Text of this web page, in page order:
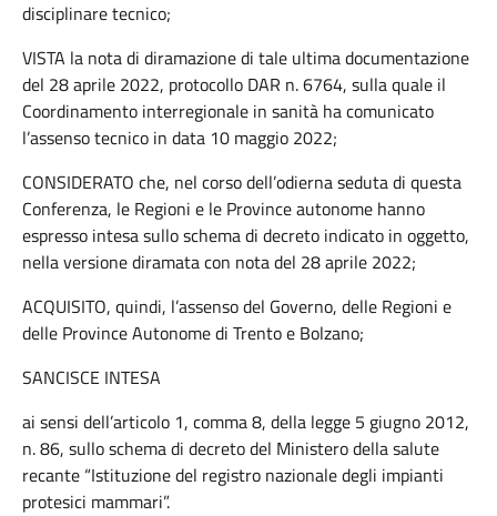
disciplinare tecnico;
VISTA la nota di diramazione di tale ultima documentazione
del 28 aprile 2022, protocollo DAR n. 6764, sulla quale il
Coordinamento interregionale in sanità ha comunicato
l’assenso tecnico in data 10 maggio 2022;
CONSIDERATO che, nel corso dell’odierna seduta di questa
Conferenza, le Regioni e le Province autonome hanno
espresso intesa sullo schema di decreto indicato in oggetto,
nella versione diramata con nota del 28 aprile 2022;
ACQUISITO, quindi, l’assenso del Governo, delle Regioni e
delle Province Autonome di Trento e Bolzano;
SANCISCE INTESA
ai sensi dell’articolo 1, comma 8, della legge 5 giugno 2012,
n. 86, sullo schema di decreto del Ministero della salute
recante “Istituzione del registro nazionale degli impianti
protesici mammari”.